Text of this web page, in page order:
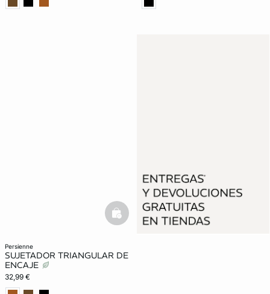
persienne
SUJETADOR TRIANGULAR DE
ENCAJE
32,99 €
basketfull